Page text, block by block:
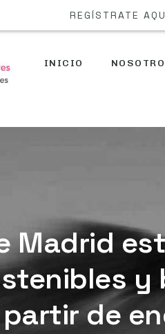
REGÍSTRATE
INICIO
Madrid
y
de